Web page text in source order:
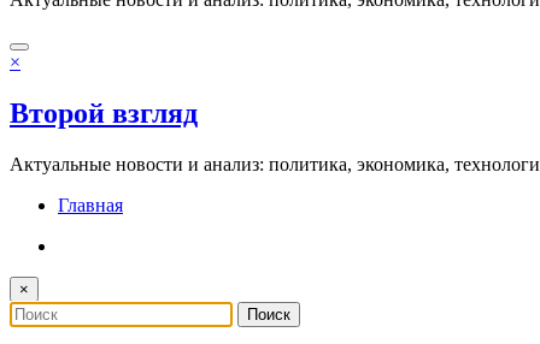
×
Второй взгляд
Актуальные новости и анализ: политика, экономика,
Главная
×